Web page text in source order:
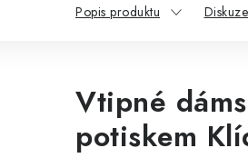
Popis produktu Diskuze
Vtipné
potiskem